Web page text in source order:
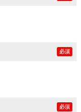
必須
必須